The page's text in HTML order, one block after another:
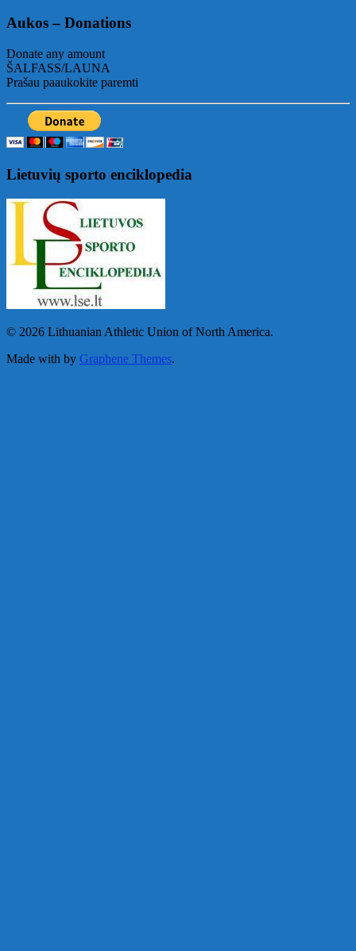
Aukos – Donations
Donate any amount
ŠALFASS/LAUNA
Prašau paaukokite paremti
Lietuvių sporto enciklopedia
© 2026 Lithuanian Athletic Union of North America.
Made with by Graphene Themes.